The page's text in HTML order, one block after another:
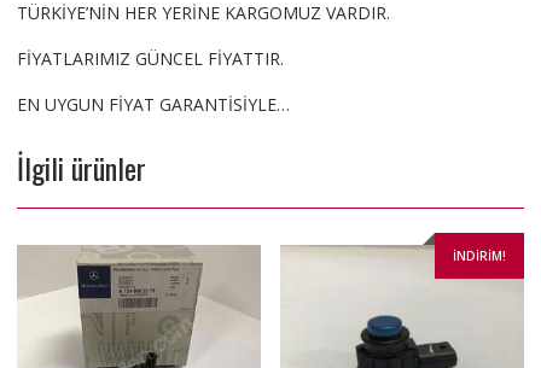
TÜRKİYE’NİN HER YERİNE KARGOMUZ VARDIR.
FİYATLARIMIZ GÜNCEL FİYATTIR.
EN UYGUN FİYAT GARANTİSİYLE…
İlgili ürünler
İNDIRIM!